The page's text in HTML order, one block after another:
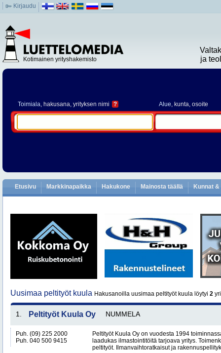
Kirjaudu
Kotimainen yrityshakemisto
ja
Toimiala, hakusana, yrityksen nimi ? Alue, kunta, osoite
Etusivu Markkinapaikka Hakukone Mainosta täällä Kunnat
Uusimaa peltityöt kuula Hakusanoilla uusimaa peltityöt kuula löytyi 2
1. Peltityöt Kuula Oy NUMMELA
Puh. (09) 225 2000
Puh. 040 500 9415
Peltityöt Kuula Oy on vuodesta 1994
laadukas ilmastointitöitä tarjoava yritys.
peltityöt. Ilmanvaihtoratkaisut ja